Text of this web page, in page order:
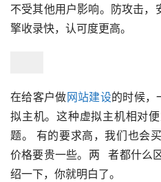
不受其他用户影响。防攻击
擎收录快，认可度更高。
在给客户做网站建设的时候，
拟主机。这种虚拟主机相对
题。 有的要求高，我们也会
价格要贵一些。两   者都什么
绍一下，你就明白了。